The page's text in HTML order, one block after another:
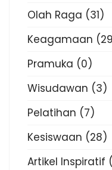
Olah Raga (31)
Keagamaan
Pramuka (0)
Wisudawan (3)
Pelatihan (7)
Kesiswaan (28)
Artikel Inspiratif